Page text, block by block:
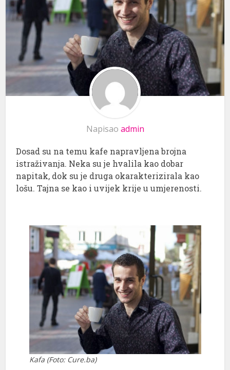
Napisao admin
Dosad su na temu kafe napravljena brojna
istraživanja. Neka su je hvalila kao dobar
napitak, dok su je druga okarakterizirala kao
lošu. Tajna se kao i uvijek krije u umjerenosti.
Kafa (Foto: Cure.ba)